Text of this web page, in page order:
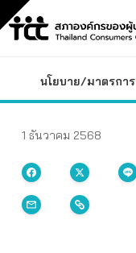
นโยบาย/มาตรการ
1 ธันวาคม 2568